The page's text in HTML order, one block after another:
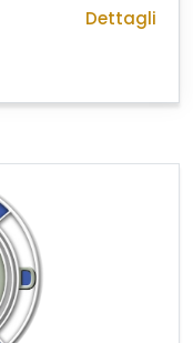
Dettagli